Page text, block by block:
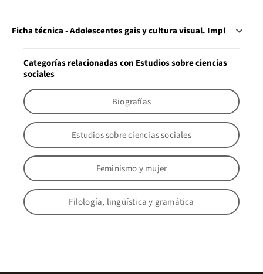
Ficha técnica - Adolescentes gais y cultura visual. Impl
Categorías relacionadas con Estudios sobre ciencias
sociales
Biografías
Estudios sobre ciencias sociales
Feminismo y mujer
Filología, lingüística y gramática